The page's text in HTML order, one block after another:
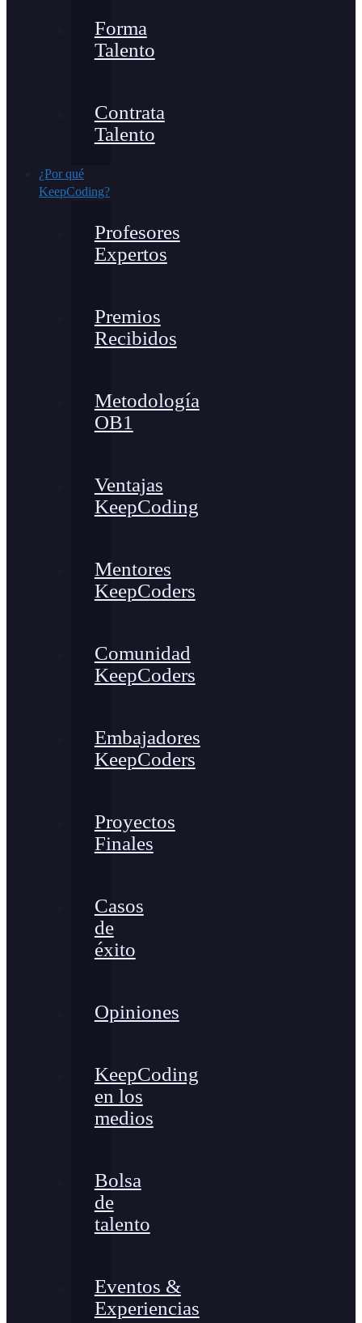
Forma
Talento
Contrata
Talento
¿Por qué
KeepCoding?
Profesores
Expertos
Premios
Recibidos
Metodología
OB1
Ventajas
KeepCoding
Mentores
KeepCoders
Comunidad
KeepCoders
Embajadores
KeepCoders
Proyectos
Finales
Casos
de
éxito
Opiniones
KeepCoding
en los
medios
Bolsa
de
talento
Eventos &
Experiencias